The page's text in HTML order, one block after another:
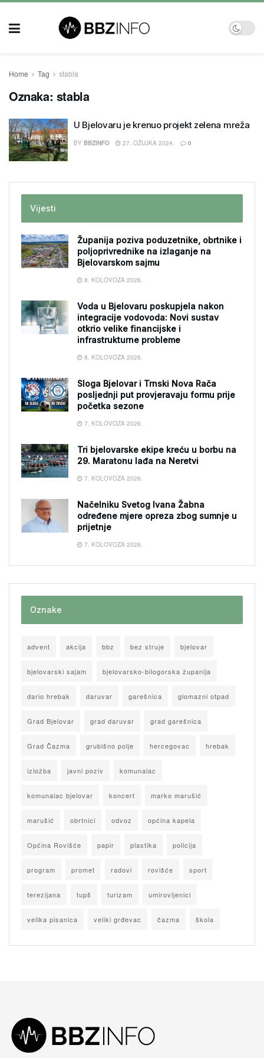
Home Tag stabla
Oznaka: stabla
U Bjelovaru je krenuo projekt zelena mreža
BY BBZINFO 27. OŽUJKA 2024. 0
Vijesti
Županija poziva poduzetnike, obrtnike i
poljoprivrednike na izlaganje na
Bjelovarskom sajmu
8. KOLOVOZA 2026.
Voda u Bjelovaru poskupjela nakon
integracije vodovoda: Novi sustav
otkrio velike financijske i
infrastrukturne probleme
8. KOLOVOZA 2026.
Sloga Bjelovar i Trnski Nova Rača
posljednji put provjeravaju formu prije
početka sezone
7. KOLOVOZA 2026.
Tri bjelovarske ekipe kreću u borbu na
29. Maratonu lađa na Neretvi
7. KOLOVOZA 2026.
Načelniku Svetog Ivana Žabna
određene mjere opreza zbog sumnje u
prijetnje
7. KOLOVOZA 2026.
Oznake
advent akcija bbz bez struje bjelovar
bjelovarski sajam bjelovarsko-bilogorska županija
dario hrebak daruvar garešnica glomazni otpad
Grad Bjelovar grad daruvar grad garešnica
Grad Čazma grubišno polje hercegovac hrebak
izložba javni poziv komunalac
komunalac bjelovar koncert marko marušić
marušić obrtnici odvoz općina kapela
Općina Rovišće papir plastika policija
program promet radovi rovišće sport
terezijana tupš turizam umirovljenici
velika pisanica veliki grđevac čazma škola